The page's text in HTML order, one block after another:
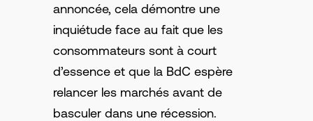
annoncée, cela démontre une
inquiétude face au fait que les
consommateurs sont à court
d’essence et que la BdC espère
relancer les marchés avant de
basculer dans une récession.